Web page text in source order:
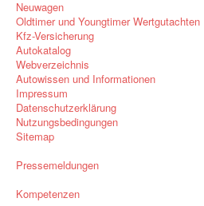
Neuwagen
Oldtimer und Youngtimer Wertgutachten
Kfz-Versicherung
Autokatalog
Webverzeichnis
Autowissen und Informationen
Impressum
Datenschutzerklärung
Nutzungsbedingungen
Sitemap
Pressemeldungen
Kompetenzen